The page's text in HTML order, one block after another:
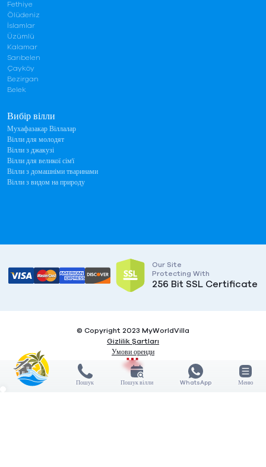
Вибір вілли
Мухафазакар Віллалар
Вілли для молодят
Вілли з джакузі
Вілли для великої сім'ї
Вілли з домашніми тваринами
Вілли з видом на природу
Fethiye
Ölüdeniz
İslamlar
Üzümlü
Kalamar
Sarıbelen
Çayköy
Bezirgan
Belek
Our Site
Protecting With
256 Bit SSL Certificate
© Copyright 2023 MyWorldVilla
Gizlilik Şartları
Умови оренди
Пошук Пошук вілли WhatsApp Меню